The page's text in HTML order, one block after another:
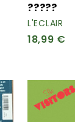
?????
L'ECLAIR
18,99 €